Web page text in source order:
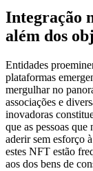
Integração
além dos
Entidades
plataformas
mergulhar no
associações e
inovadoras
que as pessoas
aderir sem esforço
estes NFT estão
aos dos bens de